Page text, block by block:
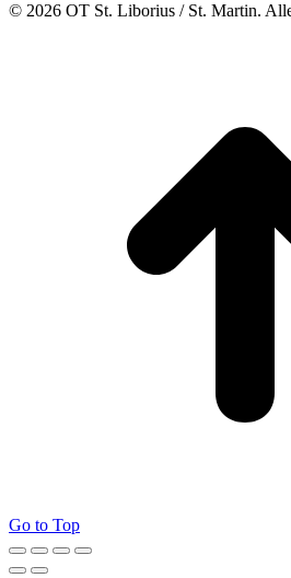
© 2026 OT St. Liborius / St. Martin.
Go to Top